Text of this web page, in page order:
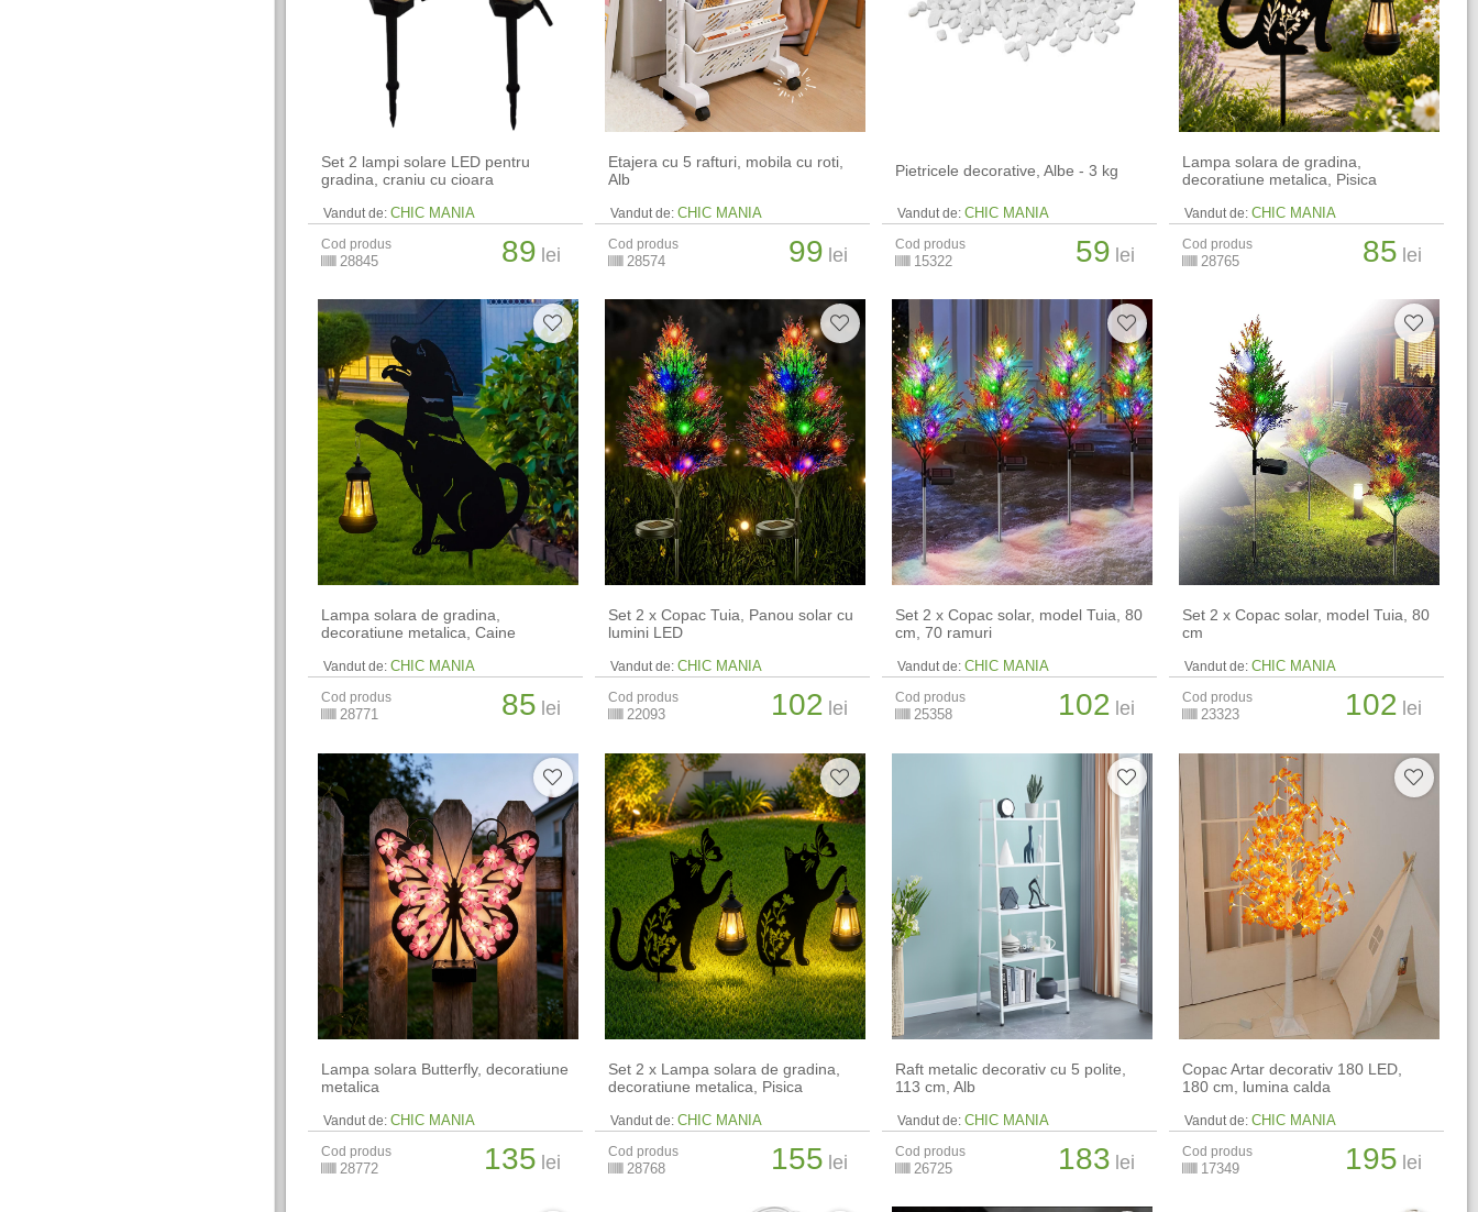
Set 2 lampi solare LED pentru
gradina, craniu cu cioara
Vandut de: CHIC MANIA
Cod produs
28845 89 lei
Etajera cu 5 rafturi, mobila cu roti,
Alb
Vandut de: CHIC MANIA
Cod produs
28574 99 lei
Pietricele decorative, Albe - 3 kg
Vandut de: CHIC MANIA
Cod produs
15322 59 lei
Lampa solara de gradina,
decoratiune metalica, Pisica
Vandut de: CHIC MANIA
Cod produs
28765 85 lei
Lampa solara de gradina,
decoratiune metalica, Caine
Vandut de: CHIC MANIA
Cod produs
28771 85 lei
Set 2 x Copac Tuia, Panou solar cu
lumini LED
Vandut de: CHIC MANIA
Cod produs
22093 102 lei
Set 2 x Copac solar, model Tuia, 80
cm, 70 ramuri
Vandut de: CHIC MANIA
Cod produs
25358 102 lei
Set 2 x Copac solar, model Tuia, 80
cm
Vandut de: CHIC MANIA
Cod produs
23323 102 lei
Lampa solara Butterfly, decoratiune
metalica
Vandut de: CHIC MANIA
Cod produs
28772 135 lei
Set 2 x Lampa solara de gradina,
decoratiune metalica, Pisica
Vandut de: CHIC MANIA
Cod produs
28768 155 lei
Raft metalic decorativ cu 5 polite,
113 cm, Alb
Vandut de: CHIC MANIA
Cod produs
26725 183 lei
Copac Artar decorativ 180 LED,
180 cm, lumina calda
Vandut de: CHIC MANIA
Cod produs
17349 195 lei